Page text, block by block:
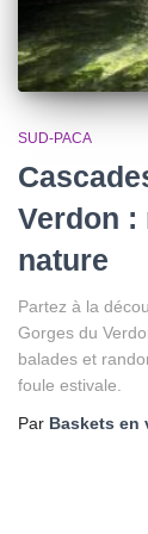
SUD-PACA
Verdon :
nature
Partez à la
Gorges du
balades et
foule estivale.
Par Baskets en